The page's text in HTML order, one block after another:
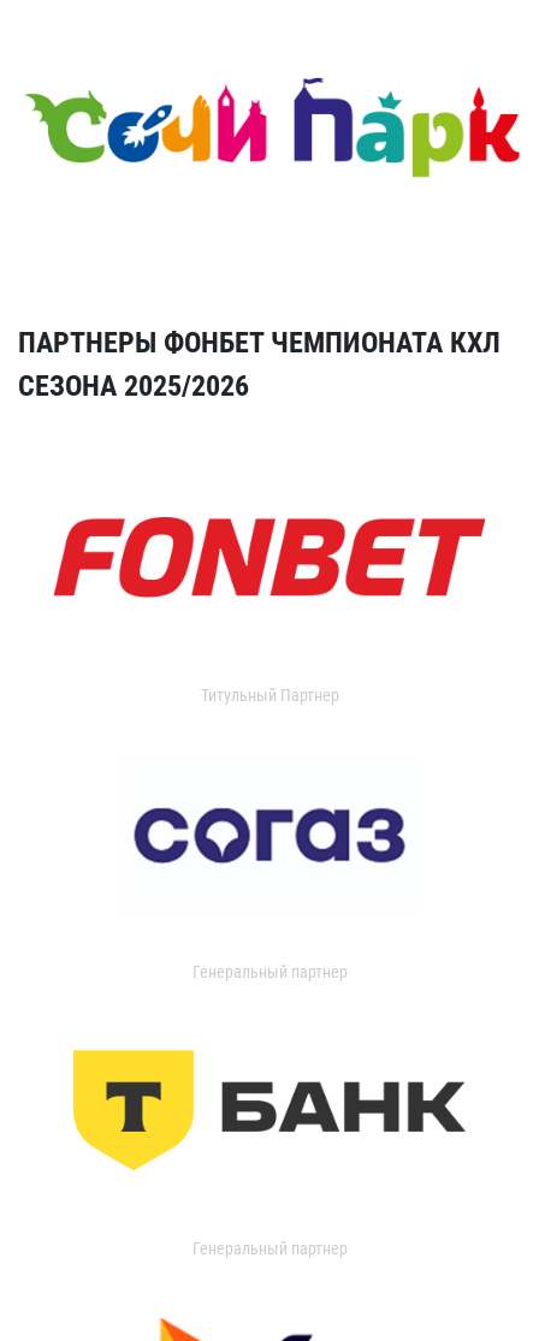
ПАРТНЕРЫ ФОНБЕТ ЧЕМПИОНАТА КХЛ
СЕЗОНА 2025/2026
Титульный Партнер
Генеральный партнер
Генеральный партнер